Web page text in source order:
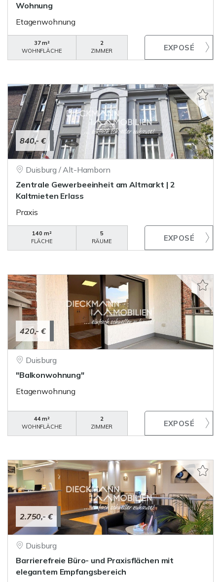
Wohnung
Etagenwohnung
37 m²
WOHNFLÄCHE
2
ZIMMER
840,- €
Duisburg / Alt-Hamborn
Zentrale Gewerbeeinheit am Altmarkt | 2
Kaltmieten Erlass
Praxis
140 m²
FLÄCHE
5
RÄUME
420,- €
Duisburg
"Balkonwohnung"
Etagenwohnung
44 m²
WOHNFLÄCHE
2
ZIMMER
2.750,- €
Duisburg
Barrierefreie Büro- und Praxisflächen mit
elegantem Empfangsbereich